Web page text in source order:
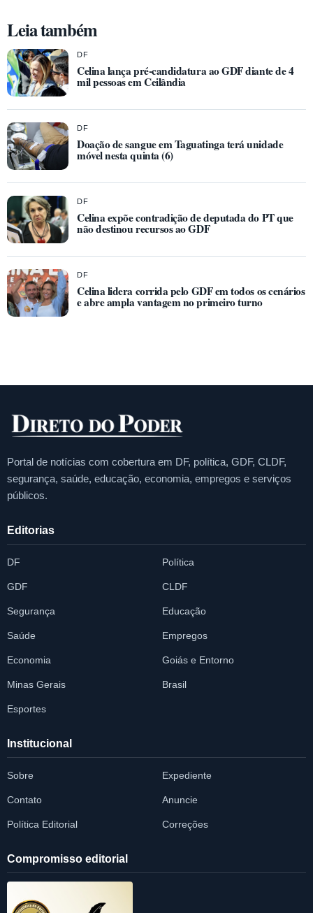
Leia também
DF
Celina lança pré-candidatura ao GDF diante de 4
mil pessoas em Ceilândia
DF
Doação de sangue em Taguatinga terá unidade
móvel nesta quinta (6)
DF
Celina expõe contradição de deputada do PT que
não destinou recursos ao GDF
DF
Celina lidera corrida pelo GDF em todos os cenários
e abre ampla vantagem no primeiro turno
Portal de notícias com cobertura em DF, política, GDF, CLDF,
segurança, saúde, educação, economia, empregos e serviços
públicos.
Editorias
DF Política
GDF CLDF
Segurança Educação
Saúde Empregos
Economia Goiás e Entorno
Minas Gerais Brasil
Esportes
Institucional
Sobre Expediente
Contato Anuncie
Política Editorial Correções
Compromisso editorial